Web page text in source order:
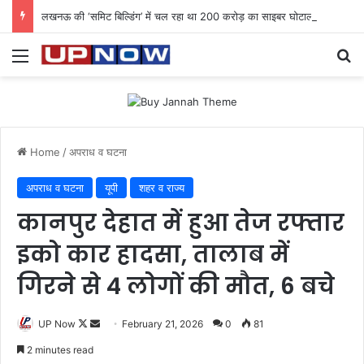
Menu
Home /अपराध व घटना
अपराध व घटना यूपी शहर व राज्य
कानपुर देहात में हुआ तेज रफ्तार
इको कार हादसा, तालाब में
गिरने से 4 लोगों की मौत, 6 बचे
UP Now
Follow
Send February 21, 2026 0 81
2 minutes read